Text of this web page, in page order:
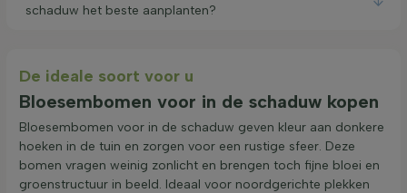
schaduw het beste aanplanten?
De ideale soort voor u
Bloesembomen voor in de schaduw kopen
Bloesembomen voor in de schaduw geven kleur aan donkere
hoeken in de tuin en zorgen voor een rustige sfeer. Deze
bomen vragen weinig zonlicht en brengen toch fijne bloei en
groenstructuur in beeld. Ideaal voor noordgerichte plekken